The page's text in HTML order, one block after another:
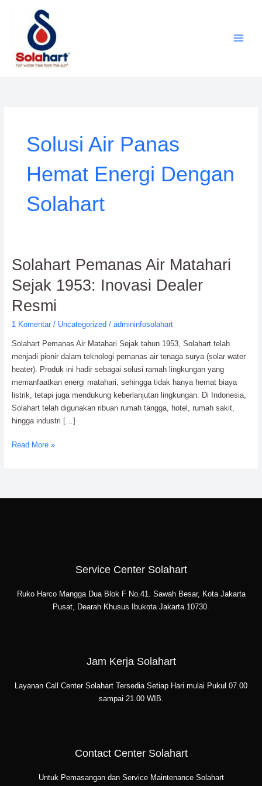
Solusi Air Panas
Hemat Energi Dengan
Solahart
Solahart Pemanas Air Matahari
Sejak 1953: Inovasi Dealer
Resmi
1 Komentar / Uncategorized / admininfosolahart
Solahart Pemanas Air Matahari Sejak tahun 1953, Solahart telah
menjadi pionir dalam teknologi pemanas air tenaga surya (solar water
heater). Produk ini hadir sebagai solusi ramah lingkungan yang
memanfaatkan energi matahari, sehingga tidak hanya hemat biaya
listrik, tetapi juga mendukung keberlanjutan lingkungan. Di Indonesia,
Solahart telah digunakan ribuan rumah tangga, hotel, rumah sakit,
hingga industri […]
Solahart
Pemanas
Air
Matahari
Sejak
1953:
Resmi
Read More »
Service Center Solahart
Ruko Harco Mangga Dua Blok F No.41. Sawah Besar, Kota Jakarta
Pusat, Dearah Khusus Ibukota Jakarta 10730.
Jam Kerja Solahart
Layanan Call Center Solahart Tersedia Setiap Hari mulai Pukul 07.00
sampai 21.00 WIB.
Contact Center Solahart
Untuk Pemasangan dan Service Maintenance Solahart